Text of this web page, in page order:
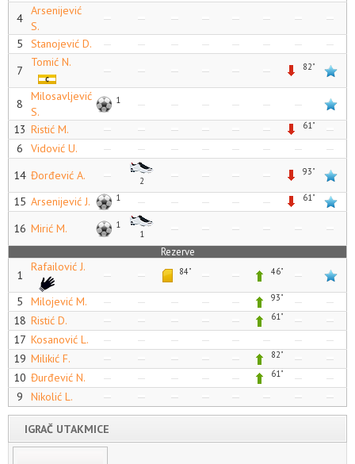
4
Arsenijević
S.
5
Stanojević D.
7
Tomić N. 82"
8
Milosavljević
S.
1
13 Ristić M. 61"
6
Vidović U.
14 Đorđević A. 2
93"
15 Arsenijević J. 1 61"
16 Mirić M.
1
1
Rezerve
1
Rafailović J. 84" 46"
5 Milojević M. 93"
18 Ristić D. 61"
17 Kosanović L.
19 Milikić F. 82"
10 Đurđević N. 61"
9 Nikolić L.
IGRAČ UTAKMICE